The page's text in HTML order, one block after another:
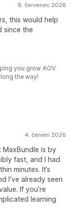
8. červenec 2026
this would help
since the
you grow AOV
the way!
4. červen 2026
MaxBundle is by
fast, and I had
minutes. It’s
I’ve already seen
If you’re
learning